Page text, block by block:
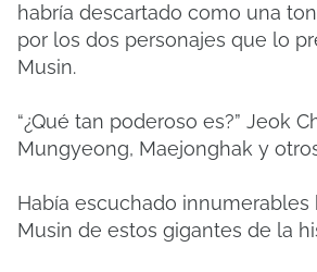
habría descartado como una
por los dos personajes que lo
Musin.
“¿Qué tan poderoso es?” Jeok
Mungyeong, Maejonghak y
Había escuchado innumerables
Musin de estos gigantes de la